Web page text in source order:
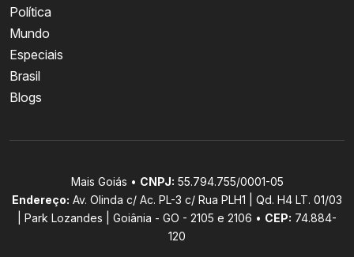
Política
Mundo
Especiais
Brasil
Blogs
Mais Goiás • CNPJ: 55.794.755/0001-05
Endereço: Av. Olinda c/ Ac. PL-3 c/ Rua PLH1 | Qd. H4 LT. 01/03
| Park Lozandes | Goiânia - GO - 2105 e 2106 • CEP: 74.884-
120